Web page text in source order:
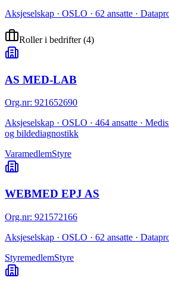
Aksjeselskap · OSLO · 62 ansatte ·
Roller i bedrifter(4)
AS MED-LAB
Org.nr: 921652690
Aksjeselskap · OSLO · 464 ansatte ·
og bildediagnostikk
VaramedlemStyre
WEBMED EPJ AS
Org.nr: 921572166
Aksjeselskap · OSLO · 62 ansatte ·
StyremedlemStyre